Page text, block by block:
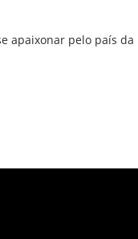
apaixonar pelo país